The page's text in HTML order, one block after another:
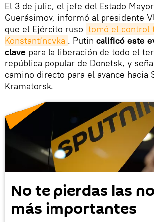
El 3 de julio, el jefe del Estado
Guerásimov, informó al presidente
que el Ejército ruso tomó el control
Konstantínovka . Putin calificó este
clave para la liberación de todo el
república popular de Donetsk, y
camino directo para el avance hacia
Kramatorsk.
No te pierdas las
más importantes